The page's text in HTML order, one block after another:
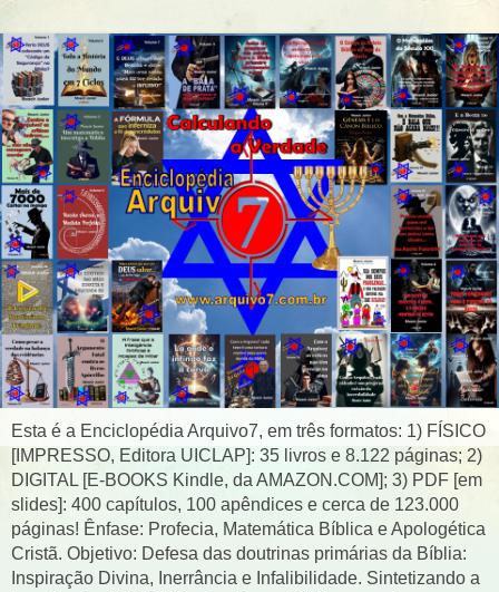
Esta é a Enciclopédia Arquivo7, em três formatos: 1) FÍSICO
[IMPRESSO, Editora UICLAP]: 35 livros e 8.122 páginas; 2)
DIGITAL [E-BOOKS Kindle, da AMAZON.COM]; 3) PDF [em
slides]: 400 capítulos, 100 apêndices e cerca de 123.000
páginas! Ênfase: Profecia, Matemática Bíblica e Apologética
Cristã. Objetivo: Defesa das doutrinas primárias da Bíblia:
Inspiração Divina, Inerrância e Infalibilidade. Sintetizando a